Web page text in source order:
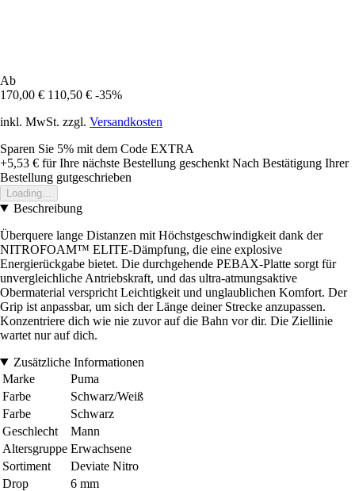
Ab
170,00 € 110,50 € -35%
inkl. MwSt. zzgl. Versandkosten
Sparen Sie 5% mit dem Code EXTRA
+5,53 € für Ihre nächste Bestellung geschenkt Nach Bestätigung Ihrer
Bestellung gutgeschrieben
Loading...
Beschreibung
Überquere lange Distanzen mit Höchstgeschwindigkeit dank der
NITROFOAM™ ELITE-Dämpfung, die eine explosive
Energierückgabe bietet. Die durchgehende PEBAX-Platte sorgt für
unvergleichliche Antriebskraft, und das ultra-atmungsaktive
Obermaterial verspricht Leichtigkeit und unglaublichen Komfort. Der
Grip ist anpassbar, um sich der Länge deiner Strecke anzupassen.
Konzentriere dich wie nie zuvor auf die Bahn vor dir. Die Ziellinie
wartet nur auf dich.
Zusätzliche Informationen
Marke
Puma
Farbe
Schwarz/Weiß
Farbe
Schwarz
Geschlecht
Mann
Altersgruppe Erwachsene
Sortiment
Deviate Nitro
Drop
6 mm